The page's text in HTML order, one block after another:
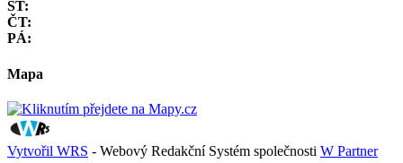
ST:
ČT:
PÁ:
Mapa
Vytvořil WRS - Webový Redakční Systém společnosti W Partner